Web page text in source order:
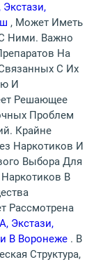
, Может Иметь
Ними. Важно
На
С Их
И
Решающее
Проблем
Крайне
Наркотиков И
Выбора Для
В
Рассмотрена
Экстази,
В Воронеже . В
Структура,